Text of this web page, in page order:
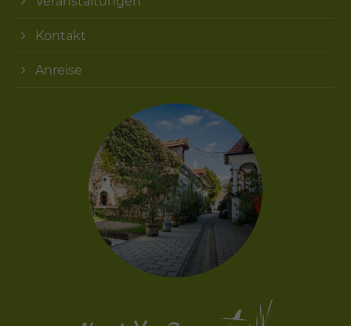
Kontakt
Anreise